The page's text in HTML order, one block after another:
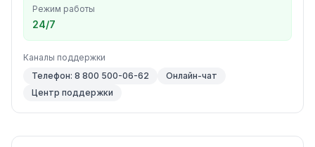
Режим работы
24/7
Каналы поддержки
Телефон: 8 800 500-06-62
Онлайн-чат
Центр поддержки